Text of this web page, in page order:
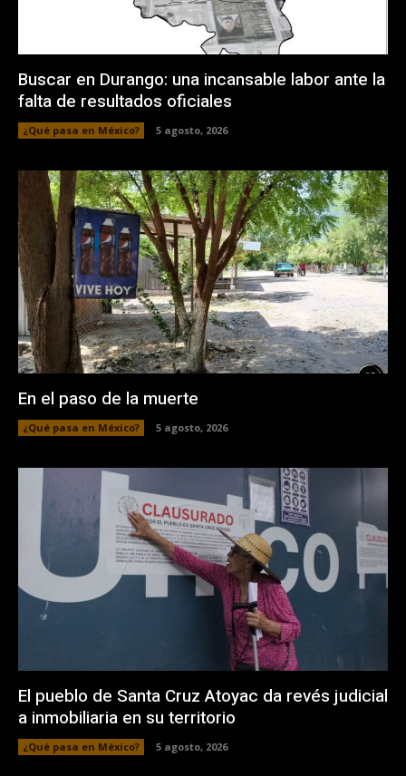
Buscar en Durango: una incansable labor ante la
falta de resultados oficiales
¿Qué pasa en México? 5 agosto, 2026
En el paso de la muerte
¿Qué pasa en México? 5 agosto, 2026
El pueblo de Santa Cruz Atoyac da revés judicial
a inmobiliaria en su territorio
¿Qué pasa en México? 5 agosto, 2026